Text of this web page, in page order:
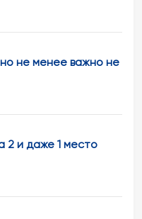
не менее важно не
и даже 1 место